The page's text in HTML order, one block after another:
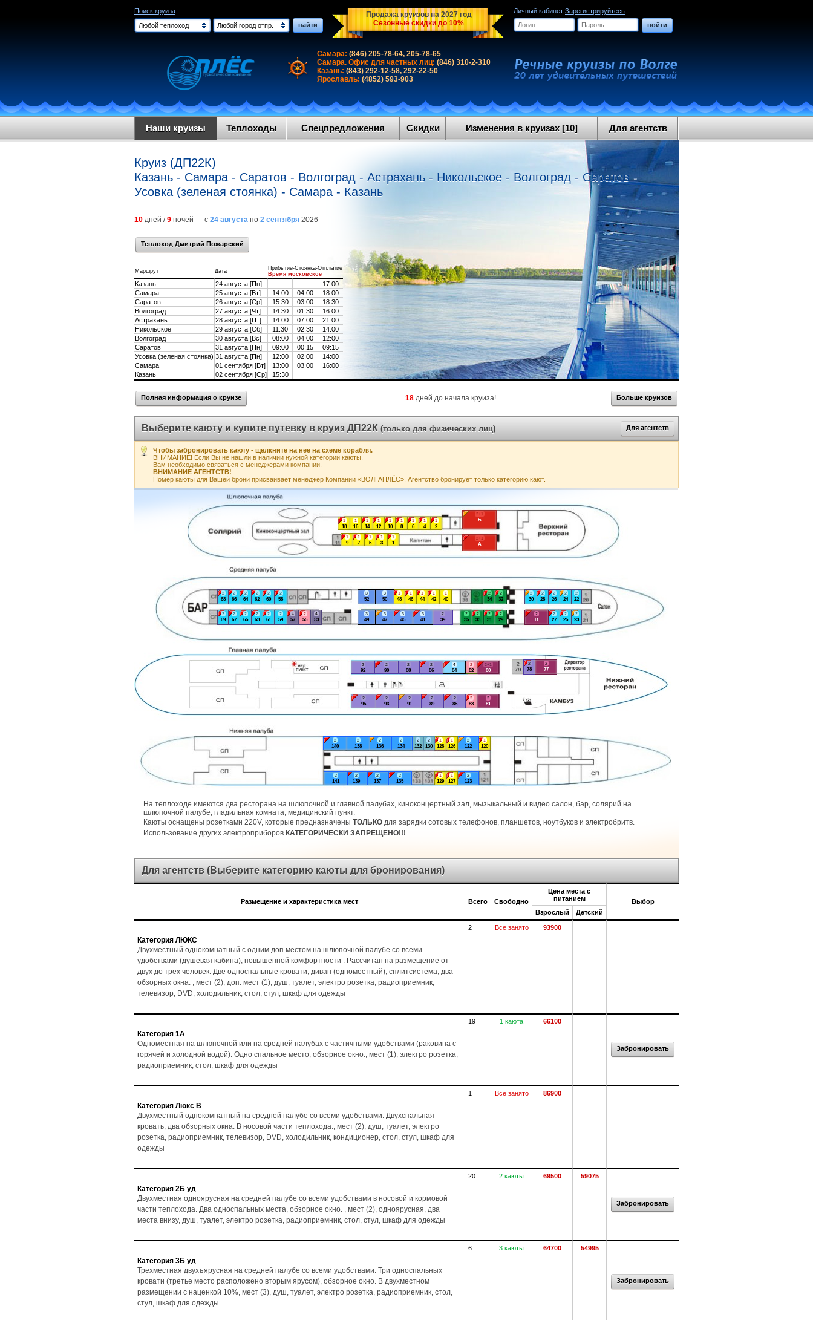
Поиск круиза
Любой теплоход
Любой город отпр. найти
Продажа круизов на 2027 год
Сезонные скидки до 10%
Личный кабинет Зарегистрируйтесь
войти
Самара: (846) 205-78-64, 205-78-65
Самара. Офис для частных лиц: (846) 310-2-310
Казань: (843) 292-12-58, 292-22-50
Ярославль: (4852) 593-903
Наши круизы Теплоходы Спецпредложения Скидки Изменения в круизах [10] Для агентств
Круиз (ДП22К)
Казань - Самара - Саратов - Волгоград - Астрахань - Никольское - Волгоград - Саратов -
Усовка (зеленая стоянка) - Самара - Казань
10 дней /9 ночей — с 24 августа по 2 сентября 2026
Теплоход Дмитрий Пожарский
Маршрут Дата
Прибытие-Стоянка-Отплытие
Время московское
Казань 24 августа [Пн]
17:00
Самара
25 августа [Вт] 14:00 04:00
18:00
Саратов
26 августа [Ср] 15:30 03:00
18:30
Волгоград
27 августа [Чт] 14:30 01:30
16:00
Астрахань
28 августа [Пт] 14:00 07:00
21:00
Никольское
29 августа [Сб] 11:30 02:30
14:00
Волгоград
30 августа [Вс] 08:00 04:00
12:00
Саратов
31 августа [Пн] 09:00 00:15
09:15
Усовка (зеленая стоянка) 31 августа [Пн] 12:00 02:00
14:00
Самара
01 сентября [Вт] 13:00 03:00
16:00
Казань
02 сентября [Ср] 15:30
Полная информация о круизе 18 дней до начала круиза! Больше круизов
Выберите каюту и купите путевку в круиз ДП22К (только для физических лиц) Для агентств
Чтобы забронировать каюту - щелкните на нее на схеме корабля.
ВНИМАНИЕ! Если Вы не нашли в наличии нужной категории каюты,
Вам необходимо связаться с менеджерами компании.
ВНИМАНИЕ АГЕНТСТВ!
Номер каюты для Вашей брони присваивает менеджер Компании «ВОЛГАПЛЁС». Агентство бронирует только категорию кают.
1
1
1
10
1
12
1
120
2
122
2
123
1
126
1
127
1
128
1
129
2
130
2
132
2
134
2
135
2
136
2
137
2
138
2
139
1
14
2
140
2
141
1
16
1
18
1
2
2
22
2
23
2
24
2
25
2
26
2
27
2
28
2
29
1
3
2
30
2
31
2
32
2
33
2
34
2
35
2
39
1
4
1
40
3
41
1
42
1
44
3
45
1
46
3
47
1
48
3
49
1
5
3
50
3
52
4
53
2
55
4
57
2
58
2
59
1
6
2
60
2
61
2
62
2
63
2
64
2
65
2
66
2
67
2
68
2
69
1
7
2
77
2
78
1
8
2+1
80
2
81
2
82
2
83
4
84
2
85
2
86
2
88
2
89
1
9
2
90
2
91
2
92
2
93
2
95
2+1
А
2+1
Б
2
В
На теплоходе имеются два ресторана на шлюпочной и главной палубах, киноконцертный зал, мызыкальный и видео салон, бар, солярий на
шлюпочной палубе, гладильная комната, медицинский пункт.
Каюты оснащены розетками 220V, которые предназначены ТОЛЬКО для зарядки сотовых телефонов, планшетов, ноутбуков и электробритв.
Использование других электроприборов КАТЕГОРИЧЕСКИ ЗАПРЕЩЕНО!!!
Для агентств (Выберите категорию каюты для бронирования)
Размещение и характеристика мест Всего Свободно
Цена места с
питанием
Выбор
Взрослый
Детский
Категория ЛЮКС
Двухместный однокомнатный с одним доп.местом на шлюпочной палубе со всеми
удобствами (душевая кабина), повышенной комфортности . Рассчитан на размещение от
двух до трех человек. Две односпальные кровати, диван (одноместный), сплитсистема, два
обзорных окна. , мест (2), доп. мест (1), душ, туалет, электро розетка, радиоприемник,
телевизор, DVD, холодильник, стол, стул, шкаф для одежды
2 Все занято 93900
Категория 1А
Одноместная на шлюпочной или на средней палубах с частичными удобствами (раковина с
горячей и холодной водой). Одно спальное место, обзорное окно., мест (1), электро розетка,
радиоприемник, стол, шкаф для одежды
19 1 каюта 66100
Забронировать
Категория Люкс В
Двухместный однокомнатный на средней палубе со всеми удобствами. Двухспальная
кровать, два обзорных окна. В носовой части теплохода., мест (2), душ, туалет, электро
розетка, радиоприемник, телевизор, DVD, холодильник, кондиционер, стол, стул, шкаф для
одежды
1 Все занято 86900
Категория 2Б уд
Двухместная одноярусная на средней палубе со всеми удобствами в носовой и кормовой
части теплохода. Два односпальных места, обзорное окно. , мест (2), одноярусная, два
места внизу, душ, туалет, электро розетка, радиоприемник, стол, стул, шкаф для одежды
20 2 каюты 69500 59075
Забронировать
Категория 3Б уд
Трехместная двухъярусная на средней палубе со всеми удобствами. Три односпальных
кровати (третье место расположено вторым ярусом), обзорное окно. В двухместном
размещении с наценкой 10%, мест (3), душ, туалет, электро розетка, радиоприемник, стол,
стул, шкаф для одежды
6 3 каюты 64700 54995
Забронировать